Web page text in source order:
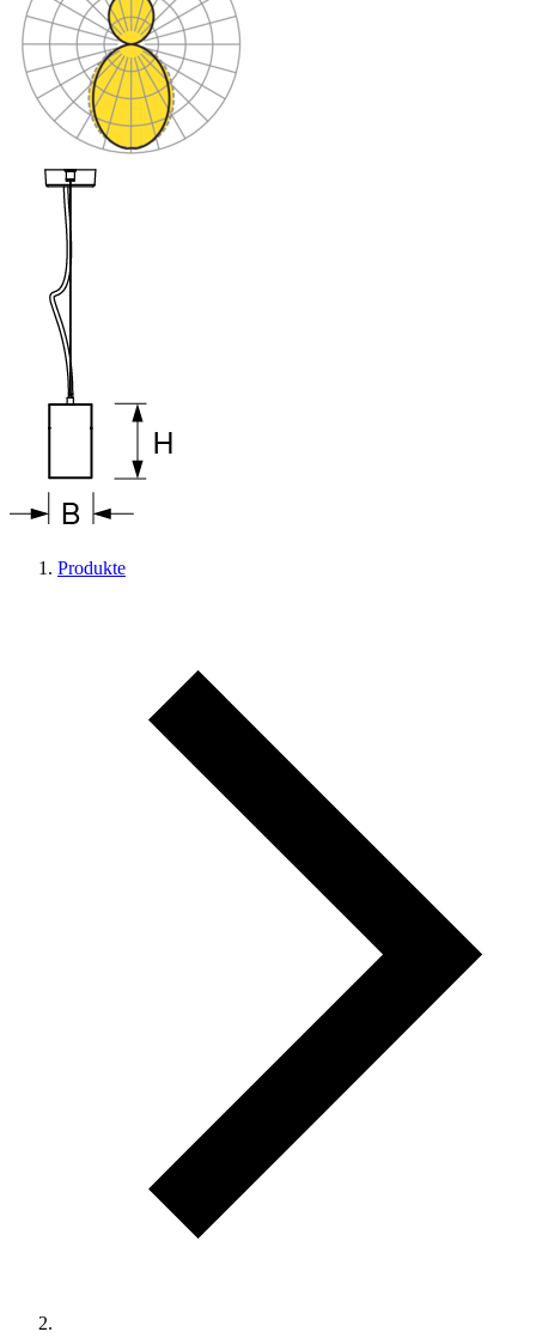
Produkte